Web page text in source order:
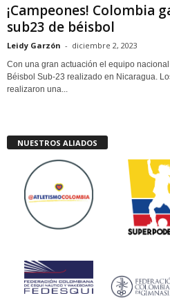
¡Campeones! Colombia
sub23 de béisbol
Leidy Garzón - diciembre 2, 2023
Con una gran actuación el equipo
Béisbol Sub-23 realizado en Nicaragua.
realizaron una...
NUESTROS ALIADOS